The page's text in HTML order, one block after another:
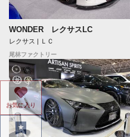
WONDER レクサスLC
レクサス | ＬＣ
尾林ファクトリー
お気に入り